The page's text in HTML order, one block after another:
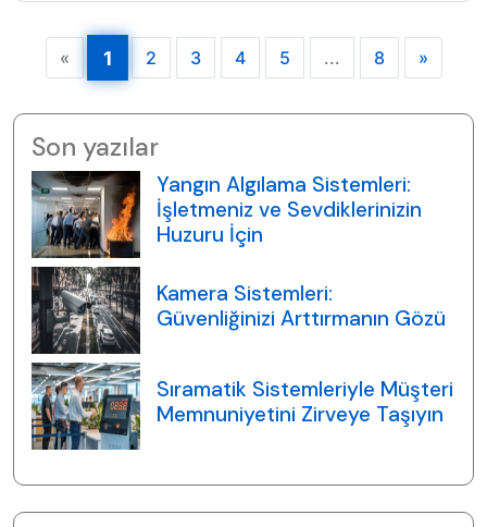
« 1 2 3 4 5 ... 8 »
Son yazılar
Yangın Algılama Sistemleri:
İşletmeniz ve Sevdiklerinizin
Huzuru İçin
Kamera Sistemleri:
Güvenliğinizi Arttırmanın Gözü
Sıramatik Sistemleriyle Müşteri
Memnuniyetini Zirveye Taşıyın